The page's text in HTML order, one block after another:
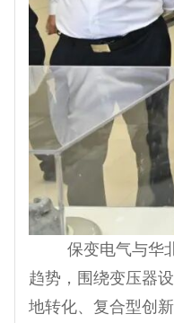
保变电气与华
趋势，围绕变压器
地转化、复合型创